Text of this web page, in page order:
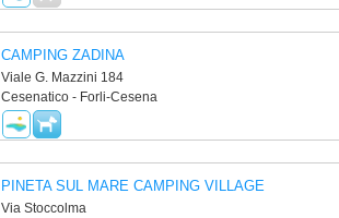
CAMPING ZADINA
Viale G. Mazzini 184
Cesenatico - Forli-Cesena
PINETA SUL MARE CAMPING VILLAGE
Via Stoccolma